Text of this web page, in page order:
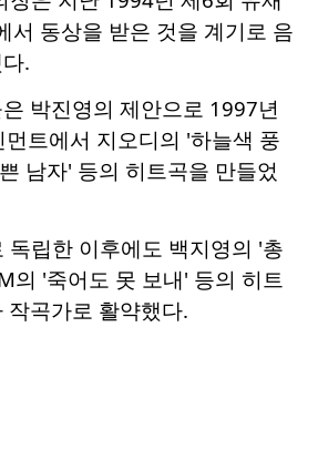
서 동상을 받은 것을 계기로 음
.
박진영의 제안으로 1997년
먼트에서 지오디의 '하늘색 풍
남자' 등의 히트곡을 만들었
독립한 이후에도 백지영의 '총
의 '죽어도 못 보내' 등의 히트
작곡가로 활약했다.